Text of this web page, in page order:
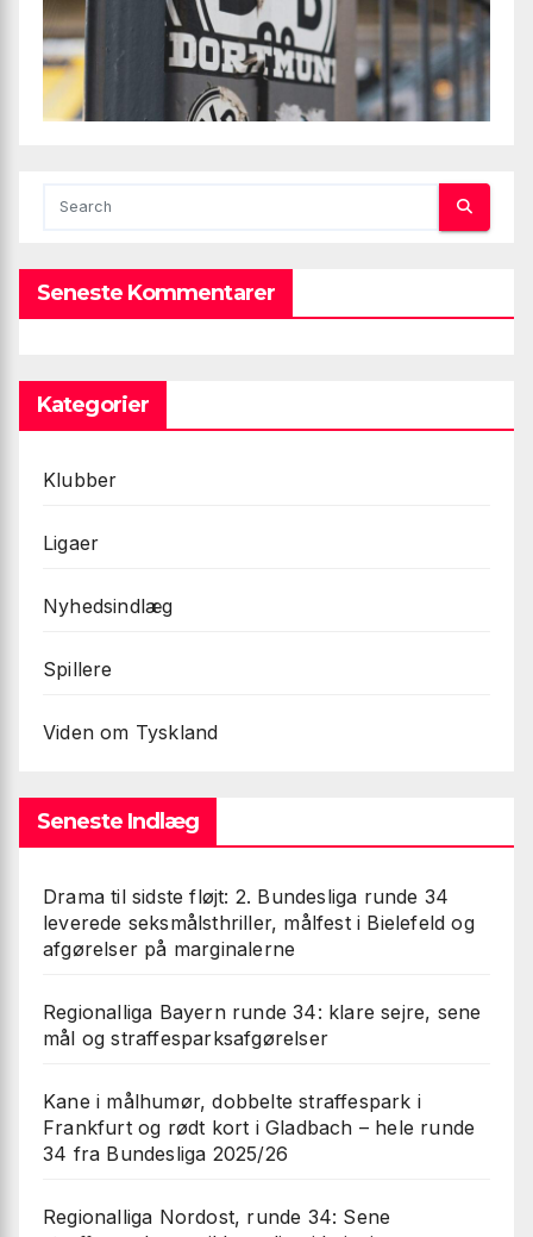
Seneste Kommentarer
Kategorier
Klubber
Ligaer
Nyhedsindlæg
Spillere
Viden om Tyskland
Seneste Indlæg
Drama til sidste fløjt: 2. Bundesliga runde 34
leverede seksmålsthriller, målfest i Bielefeld og
afgørelser på marginalerne
Regionalliga Bayern runde 34: klare sejre, sene
mål og straffesparksafgørelser
Kane i målhumør, dobbelte straffespark i
Frankfurt og rødt kort i Gladbach – hele runde
34 fra Bundesliga 2025/26
Regionalliga Nordost, runde 34: Sene